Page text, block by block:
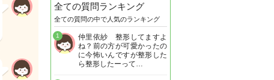
全ての質問ランキング
全ての質問の中で人気のランキング
仲里依紗 整形してますよ
ね？前の方が可愛かったの
に今怖いんですが整形した
ら整形したーって…
1